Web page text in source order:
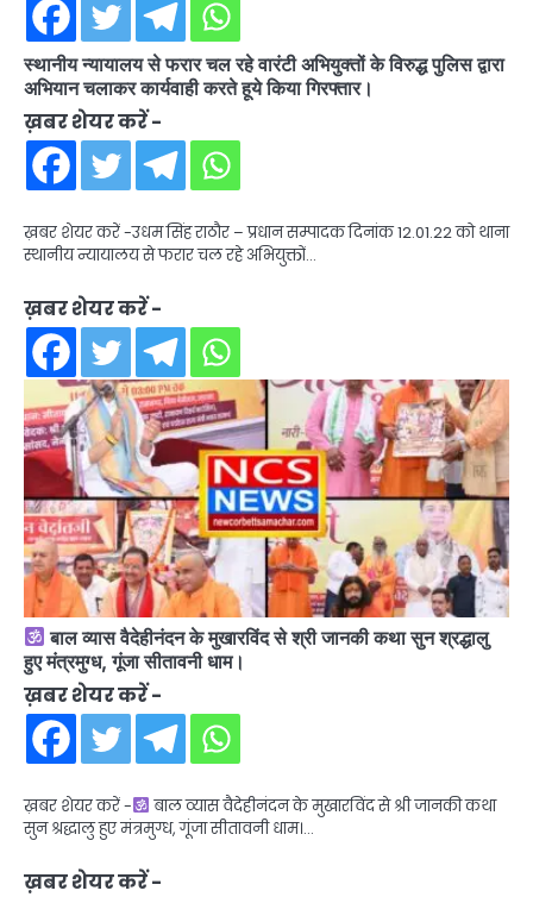
स्थानीय न्यायालय से फरार चल रहे वारंटी अभियुक्तों के विरुद्ध पुलिस द्वारा
अभियान चलाकर कार्यवाही करते हूये किया गिरफ्तार।
ख़बर शेयर करें -
ख़बर शेयर करें -उधम सिंह राठौर – प्रधान सम्पादक दिनांक 12.01.22 को थाना
स्थानीय न्यायालय से फरार चल रहे अभियुक्तों…
ख़बर शेयर करें -
बाल व्यास वैदेहीनंदन के मुखारविंद से श्री जानकी कथा सुन श्रद्धालु
हुए मंत्रमुग्ध, गूंजा सीतावनी धाम।
ख़बर शेयर करें -
ख़बर शेयर करें -
बाल व्यास वैदेहीनंदन के मुखारविंद से श्री जानकी कथा
सुन श्रद्धालु हुए मंत्रमुग्ध, गूंजा सीतावनी धाम।…
ख़बर शेयर करें -